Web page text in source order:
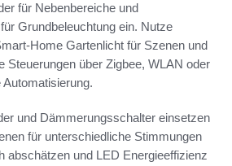
für Nebenbereiche und
Grundbeleuchtung ein. Nutze
Home Gartenlicht für Szenen und
Steuerungen über Zigbee, WLAN oder
und Dämmerungsschalter einsetzen
für unterschiedliche Stimmungen
abschätzen und LED Energieeffizienz